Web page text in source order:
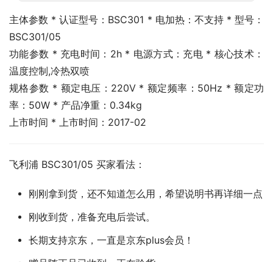
主体参数 * 认证型号：BSC301 * 电加热：不支持 * 型号：
BSC301/05
功能参数 * 充电时间：2h * 电源方式：充电 * 核心技术：
温度控制,冷热双喷
规格参数 * 额定电压：220V * 额定频率：50Hz * 额定功
率：50W * 产品净重：0.34kg
上市时间 * 上市时间：2017-02
飞利浦 BSC301/05 买家看法：
刚刚拿到货，还不知道怎么用，希望说明书再详细一点
刚收到货，准备充电后尝试。
长期支持京东，一直是京东plus会员！